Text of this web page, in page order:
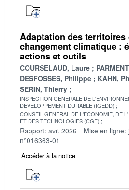
Adaptation des territoires
changement climatique :
actions et outils
COURSELAUD, Laure
DESFOSSES, Philippe
KAHN,
SERIN, Thierry
INSPECTION GENERALE DE
DEVELOPPEMENT DURABLE (IGEDD)
CONSEIL GENERAL DE L'ECONOMIE, DE
ET DES TECHNOLOGIES (CGE)
Rapport: avr. 2026 Mise en ligne:
n°016363-01
Accéder à la notice